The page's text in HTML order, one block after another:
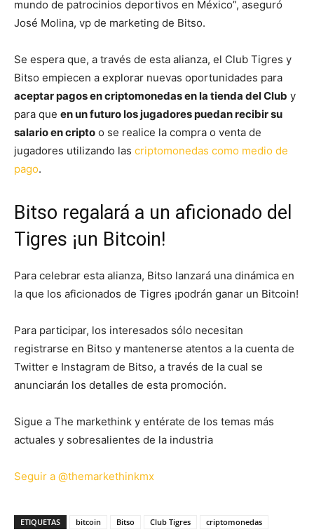
mundo de patrocinios deportivos en México”, aseguró
José Molina, vp de marketing de Bitso.
Se espera que, a través de esta alianza, el Club Tigres y
Bitso empiecen a explorar nuevas oportunidades para
aceptar pagos en criptomonedas en la tienda del Club y
para que en un futuro los jugadores puedan recibir su
salario en cripto o se realice la compra o venta de
jugadores utilizando las criptomonedas como medio de
pago.
Bitso regalará a un aficionado del
Tigres ¡un Bitcoin!
Para celebrar esta alianza, Bitso lanzará una dinámica en
la que los aficionados de Tigres ¡podrán ganar un Bitcoin!
Para participar, los interesados sólo necesitan
registrarse en Bitso y mantenerse atentos a la cuenta de
Twitter e Instagram de Bitso, a través de la cual se
anunciarán los detalles de esta promoción.
Sigue a The markethink y entérate de los temas más
actuales y sobresalientes de la industria
Seguir a @themarkethinkmx
ETIQUETAS bitcoin Bitso Club Tigres
criptomonedas